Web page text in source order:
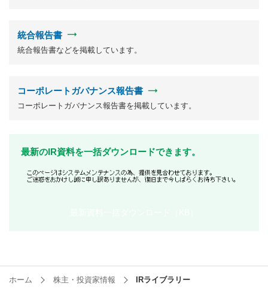
統合報告書
統合報告書などを掲載しています。
コーポレートガバナンス報告書
コーポレートガバナンス報告書を掲載しています。
最新のIR資料を一括ダウンロードできます。
ホーム 株主・投資家情報 IRライブラリー